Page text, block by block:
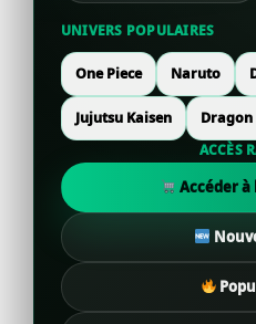
UNIVERS POPULAIRES
One Piece Naruto
Jujutsu Kaisen Dragon
ACCÈS
Accéder